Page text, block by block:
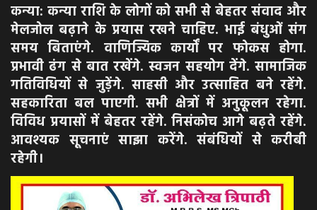
कन्या: कन्या राशि के लोगों को सभी से बेहतर संवाद और
मेलजोल बढ़ाने के प्रयास रखने चाहिए. भाई बंधुओं संग
समय बिताएंगे. वाणिज्यिक कार्यों पर फोकस होगा.
प्रभावी ढंग से बात रखेंगे. स्वजन सहयोग देंगे. सामाजिक
गतिविधियों से जुड़ेंगे. साहसी और उत्साहित बने रहेंगे.
सहकारिता बल पाएगी. सभी क्षेत्रों में अनुकूलन रहेगा.
विविध प्रयासों में बेहतर रहेंगे. निसंकोच आगे बढ़ते रहेंगे.
आवश्यक सूचनाएं साझा करेंगे. संबंधियों से करीबी
रहेगी।